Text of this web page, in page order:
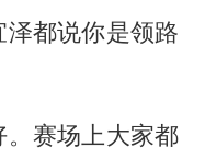
都说你是领路
赛场上大家都